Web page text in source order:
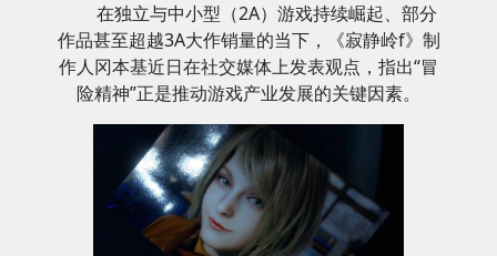
在独立与中小型（2A）游戏持续崛起、部分
作品甚至超越3A大作销量的当下，《寂静岭f》制
作人冈本基近日在社交媒体上发表观点，指出“冒
险精神”正是推动游戏产业发展的关键因素。